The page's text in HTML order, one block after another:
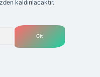
kaldırılacaktır.